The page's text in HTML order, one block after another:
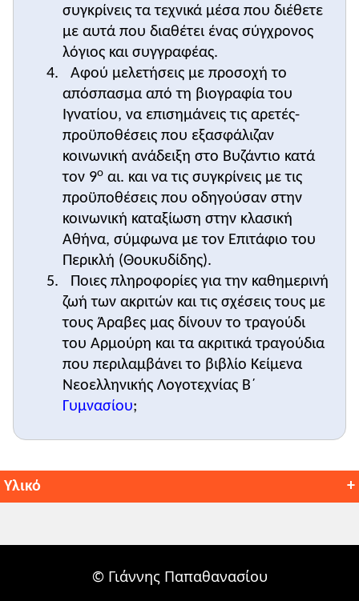
συγκρίνεις τα τεχνικά μέσα που διέθετε
με αυτά που διαθέτει ένας σύγχρονος
λόγιος και συγγραφέας.
Αφού μελετήσεις με προσοχή το
απόσπασμα από τη βιογραφία του
Ιγνατίου, να επισημάνεις τις αρετές-
προϋποθέσεις που εξασφάλιζαν
κοινωνική ανάδειξη στο Βυζάντιο κατά
τον 9ο αι. και να τις συγκρίνεις με τις
προϋποθέσεις που οδηγούσαν στην
κοινωνική καταξίωση στην κλασική
Αθήνα, σύμφωνα με τον Επιτάφιο του
Περικλή (Θουκυδίδης).
Ποιες πληροφορίες για την καθημερινή
ζωή των ακριτών και τις σχέσεις τους με
τους Άραβες μας δίνουν το τραγούδι
του Αρμούρη και τα ακριτικά τραγούδια
που περιλαμβάνει το βιβλίο Κείμενα
Νεοελληνικής Λογοτεχνίας Β΄
Γυμνασίου;
Υλικό
© Γιάννης Παπαθανασίου